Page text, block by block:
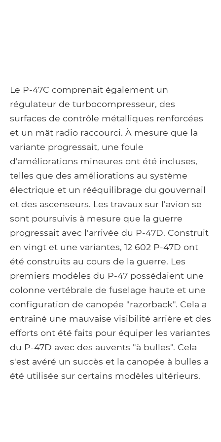
Le P-47C comprenait également un
régulateur de turbocompresseur, des
surfaces de contrôle métalliques renforcées
et un mât radio raccourci. À mesure que la
variante progressait, une foule
d'améliorations mineures ont été incluses,
telles que des améliorations au système
électrique et un rééquilibrage du gouvernail
et des ascenseurs. Les travaux sur l'avion se
sont poursuivis à mesure que la guerre
progressait avec l'arrivée du P-47D. Construit
en vingt et une variantes, 12 602 P-47D ont
été construits au cours de la guerre. Les
premiers modèles du P-47 possédaient une
colonne vertébrale de fuselage haute et une
configuration de canopée "razorback". Cela a
entraîné une mauvaise visibilité arrière et des
efforts ont été faits pour équiper les variantes
du P-47D avec des auvents "à bulles". Cela
s'est avéré un succès et la canopée à bulles a
été utilisée sur certains modèles ultérieurs.